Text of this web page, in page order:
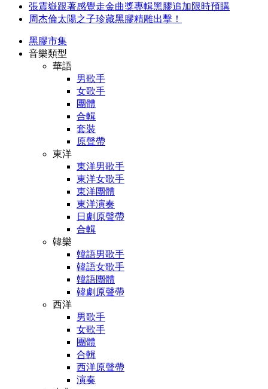
張震嶽跟著感覺走金曲獎專輯黑膠追加限時預購
周杰倫太陽之子珍藏黑膠精雕出擊！
黑膠市集
音樂類型
華語
男歌手
女歌手
團體
合輯
套裝
原聲帶
東洋
東洋男歌手
東洋女歌手
東洋團體
東洋演奏
日劇原聲帶
合輯
韓樂
韓語男歌手
韓語女歌手
韓語團體
韓劇原聲帶
西洋
男歌手
女歌手
團體
合輯
西洋原聲帶
演奏